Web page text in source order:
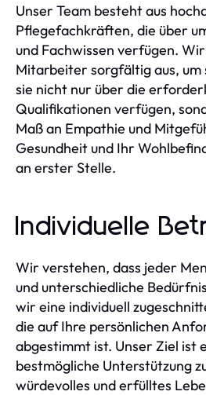
Unser Team besteht aus
Pflegefachkräften, die über
und Fachwissen verfügen.
Mitarbeiter sorgfältig aus, um
sie nicht nur über die
Qualifikationen verfügen,
Maß an Empathie und
Gesundheit und Ihr
an erster Stelle.
Individuelle
Wir verstehen, dass jeder
und unterschiedliche
wir eine individuell
die auf Ihre persönlichen
abgestimmt ist. Unser Ziel ist
bestmögliche Unterstützung
würdevolles und erfülltes